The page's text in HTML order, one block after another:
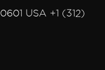
USA +1 (312)